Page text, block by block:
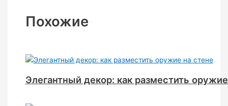
Похожие
Элегантный декор: как разместить